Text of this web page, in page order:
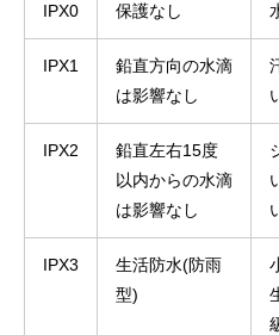
IPX0 保護なし
IPX1
鉛直方向の水滴
は影響なし
IPX2
鉛直左右15度
以内からの水滴
は影響なし
IPX3
生活防水(防雨
型)